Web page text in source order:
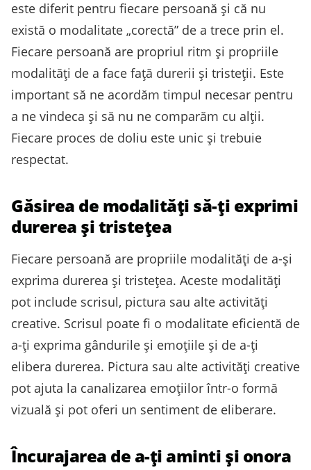
este diferit pentru fiecare persoană și că nu
există o modalitate „corectă” de a trece prin el.
Fiecare persoană are propriul ritm și propriile
modalități de a face față durerii și tristeții. Este
important să ne acordăm timpul necesar pentru
a ne vindeca și să nu ne comparăm cu alții.
Fiecare proces de doliu este unic și trebuie
respectat.
Găsirea de modalități să-ți exprimi
durerea și tristețea
Fiecare persoană are propriile modalități de a-și
exprima durerea și tristețea. Aceste modalități
pot include scrisul, pictura sau alte activități
creative. Scrisul poate fi o modalitate eficientă de
a-ți exprima gândurile și emoțiile și de a-ți
elibera durerea. Pictura sau alte activități creative
pot ajuta la canalizarea emoțiilor într-o formă
vizuală și pot oferi un sentiment de eliberare.
Încurajarea de a-ți aminti și onora